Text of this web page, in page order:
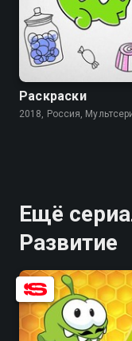
7.6
Раскраски
2018, Россия,
Ещё
Развитие